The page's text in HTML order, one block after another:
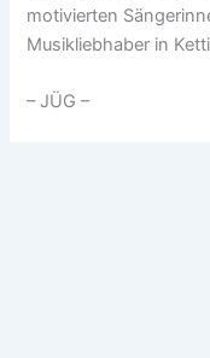
motivierten
Musikliebhaber in
– JÜG –